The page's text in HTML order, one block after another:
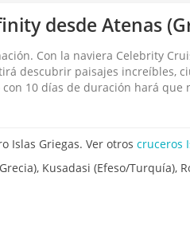
desde Atenas
Con la naviera Celebrity
descubrir paisajes increíbles,
10 días de duración hará
Islas Griegas. Ver otroscruceros
Kusadasi (Efeso/Turquía),